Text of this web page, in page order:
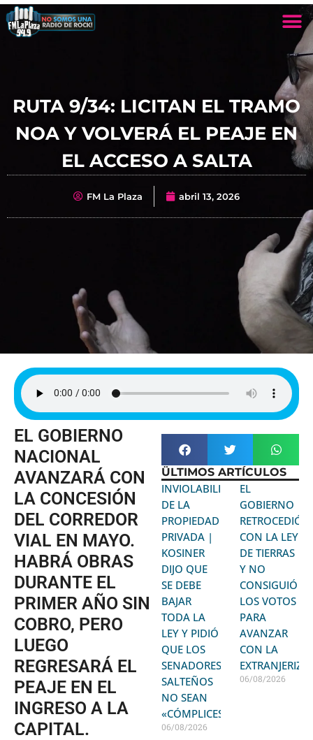
RUTA 9/34: LICITAN EL TRAMO
NOA Y VOLVERÁ EL PEAJE EN
EL ACCESO A SALTA
FM La Plaza abril 13, 2026
EL GOBIERNO
NACIONAL
AVANZARÁ CON
LA CONCESIÓN
DEL CORREDOR
VIAL EN MAYO.
HABRÁ OBRAS
DURANTE EL
PRIMER AÑO SIN
COBRO, PERO
LUEGO
REGRESARÁ EL
PEAJE EN EL
INGRESO A LA
CAPITAL.
ÜLTIMOS ARTÍCULOS
INVIOLABILIDAD
DE LA
PROPIEDAD
PRIVADA |
KOSINER
DIJO QUE
SE DEBE
BAJAR
TODA LA
LEY Y PIDIÓ
QUE LOS
SENADORES
SALTEÑOS
NO SEAN
«CÓMPLICES»
06/08/2026
EL
GOBIERNO
RETROCEDIÓ
CON LA LEY
DE TIERRAS
Y NO
CONSIGUIÓ
LOS VOTOS
PARA
AVANZAR
CON LA
06/08/2026